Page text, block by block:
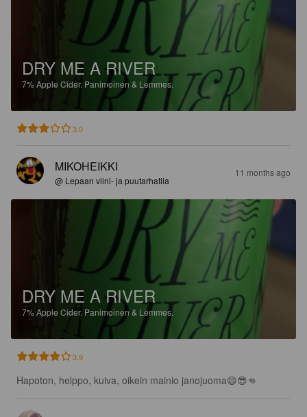
DRY ME A RIVER
7%Apple Cider. Panimoinen & Lemmes.
3.0
MIKOHEIKKI
@ Lepaan viini- ja puutarhatila
11 months ago
DRY ME A RIVER
7%Apple Cider. Panimoinen & Lemmes.
3.9
Hapoton, helppo, kuiva, oikein mainio janojuoma😄😎👊